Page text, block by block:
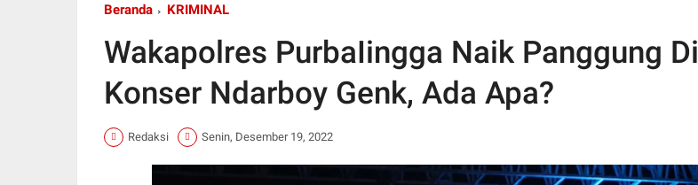
Beranda KRIMINAL
Wakapolres PurbaIingga Naik Panggung Di
Konser Ndarboy Genk, Ada Apa?
Redaksi Senin, Desember 19, 2022